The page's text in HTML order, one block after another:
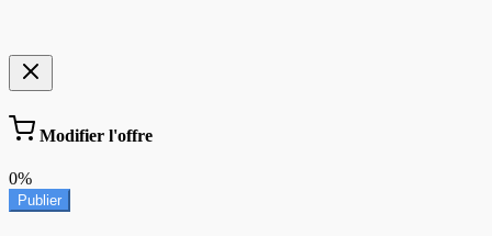
Modifier l'offre
0%
Publier